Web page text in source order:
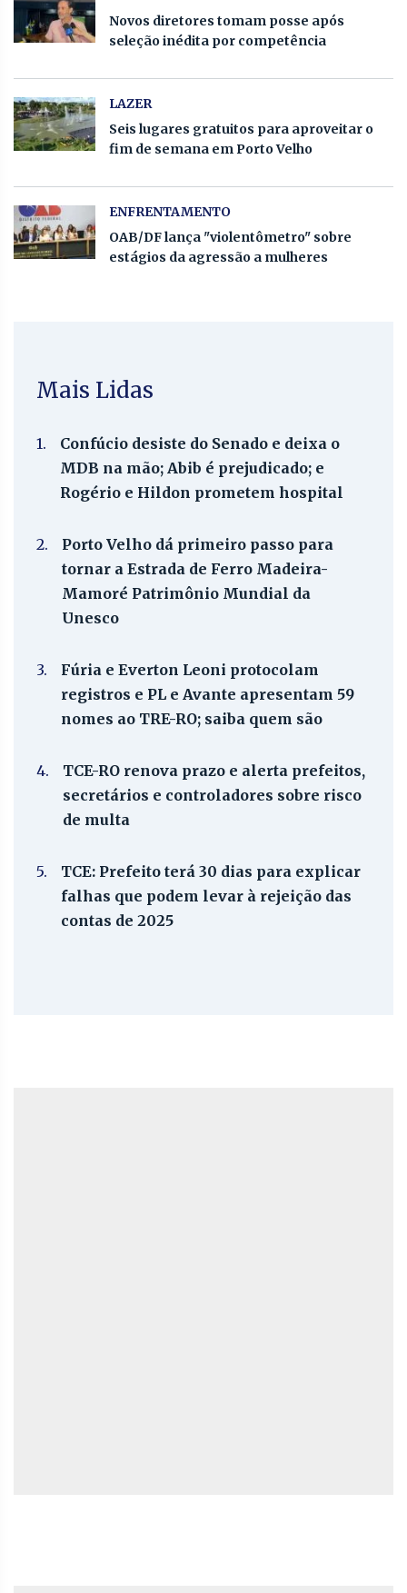
Novos diretores tomam posse após
seleção inédita por competência
LAZER
Seis lugares gratuitos para aproveitar o
fim de semana em Porto Velho
ENFRENTAMENTO
OAB/DF lança "violentômetro" sobre
estágios da agressão a mulheres
Mais Lidas
1.
Confúcio desiste do Senado e deixa o
MDB na mão; Abib é prejudicado; e
Rogério e Hildon prometem hospital
2.
Porto Velho dá primeiro passo para
tornar a Estrada de Ferro Madeira-
Mamoré Patrimônio Mundial da
Unesco
3.
Fúria e Everton Leoni protocolam
registros e PL e Avante apresentam 59
nomes ao TRE-RO; saiba quem são
4.
TCE-RO renova prazo e alerta prefeitos,
secretários e controladores sobre risco
de multa
5.
TCE: Prefeito terá 30 dias para explicar
falhas que podem levar à rejeição das
contas de 2025